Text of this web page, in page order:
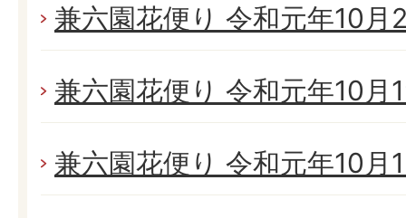
兼六園花便り 令和元年10
兼六園花便り 令和元年10月
兼六園花便り 令和元年10月